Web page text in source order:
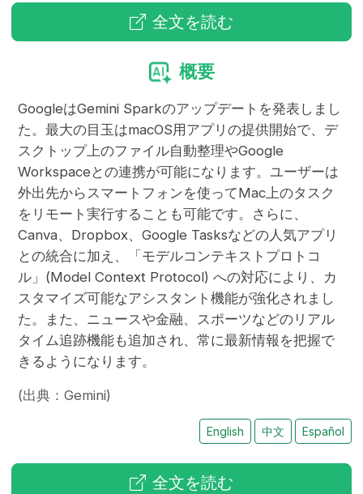
全文を読む
概要
GoogleはGemini Sparkのアップデートを発表しまし
た。最大の目玉はmacOS用アプリの提供開始で、デ
スクトップ上のファイル自動整理やGoogle
Workspaceとの連携が可能になります。ユーザーは
外出先からスマートフォンを使ってMac上のタスク
をリモート実行することも可能です。さらに、
Canva、Dropbox、Google Tasksなどの人気アプリ
との統合に加え、「モデルコンテキストプロトコ
ル」(Model Context Protocol) への対応により、カ
スタマイズ可能なアシスタント機能が強化されまし
た。また、ニュースや金融、スポーツなどのリアル
タイム追跡機能も追加され、常に最新情報を把握で
きるようになります。
(出典：Gemini)
English 中文 Español
全文を読む